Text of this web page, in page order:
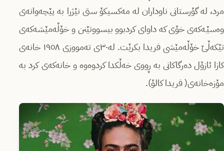
مرد، لە گۆرستانی ناوداران لە مەكسیكۆ ستی نێژرا بە پێچەوانەی
وەسێـەكەی خۆی كە داوای كردبوو بیسووتێنن و خۆڵەمێشەكەی
تێكەڵێ‌ خۆڵەمێشی فریدا بكرێت. لە٣٠ی تەمووزی ١٩٥٨ خانەی
كازا ئازۆل دەرگاكانی بە ڕووی خەڵكدا كردوەوە و خانەكەی كرد بە
مۆزەخانەی( فریدا كالۆ).